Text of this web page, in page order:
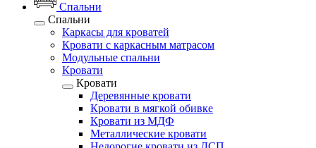
Спальни
Спальни
Каркасы для кроватей
Кровати с каркасным матрасом
Модульные спальни
Кровати
Кровати
Деревянные кровати
Кровати в мягкой обивке
Кровати из МДФ
Металлические кровати